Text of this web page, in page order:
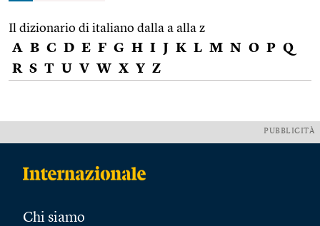
Il dizionario di italiano dalla a alla z
A B C D E F G H I J K L M N O P Q
R S T U V W X Y Z
PUBBLICITÀ
Chi siamo